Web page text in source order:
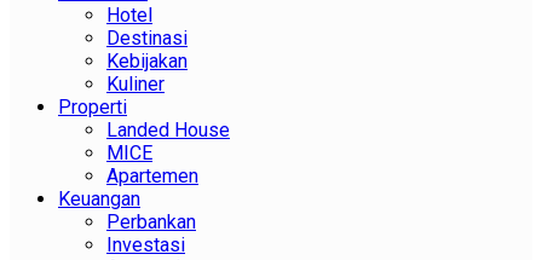
Hotel
Destinasi
Kebijakan
Kuliner
Properti
Landed House
MICE
Apartemen
Keuangan
Perbankan
Investasi